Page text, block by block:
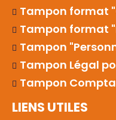
Tampon format
Tampon format
Tampon
Tampon Légal
Tampon
LIENS UTILES